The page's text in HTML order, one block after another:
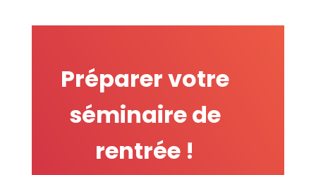
Préparer votre
séminaire de
rentrée !